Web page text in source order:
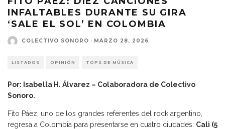
INFALTABLES DURANTE SU GIRA
‘SALE EL SOL’ EN COLOMBIA
COLECTIVO SONORO · MARZO 28, 2026
LISTADOS OPINIÓN TOPS DE MÚSICA
Por: Isabella H. Álvarez – Colaboradora de Colectivo
Sonoro.
Fito Páez, uno de los grandes referentes del rock argentino,
regresa a Colombia para presentarse en cuatro ciudades: Cali (5